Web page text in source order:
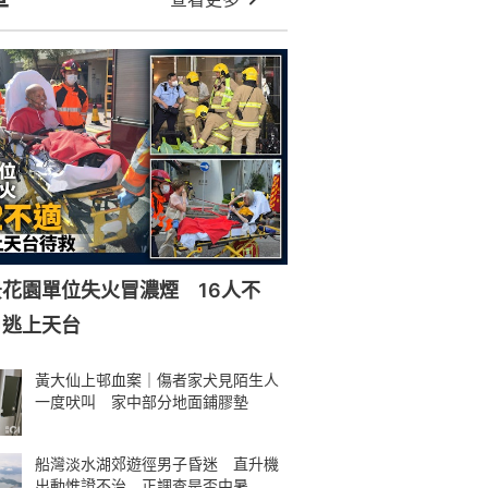
花園單位失火冒濃煙 16人不
上天台
黃大仙上邨血案｜傷者家犬見陌生人
一度吠叫 家中部分地面鋪膠墊
船灣淡水湖郊遊徑男子昏迷 直升機